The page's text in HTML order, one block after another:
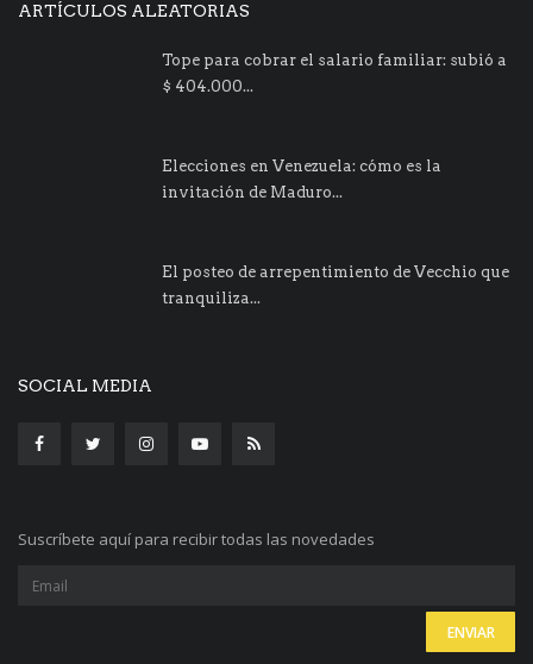
ARTÍCULOS ALEATORIAS
Tope para cobrar el salario familiar: subió a
$ 404.000...
Elecciones en Venezuela: cómo es la
invitación de Maduro...
El posteo de arrepentimiento de Vecchio que
tranquiliza...
SOCIAL MEDIA
Suscríbete aquí para recibir todas las novedades